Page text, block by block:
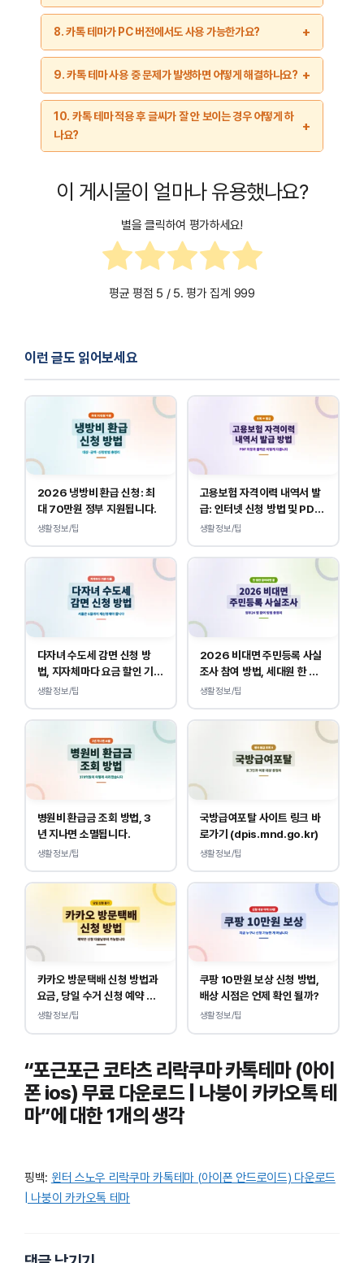
참고하세요.
경우, 나붕이님께 문의하시면 도움을 받을 수 있습니다.
게시글이나 나붕이님의 SNS를 통해 확인할 수 있습니다.
정기적으로 블로그를 방문하여 새로운 기능이 추가된 테마를
카카오톡 앱을 열고 ‘설정 > 카톡 테마 설정’으로 이동합니다.
‘기본 테마로 복구’를 선택합니다.
테마가 초기화되며, 기존의 리락쿠마 테마는 삭제됩니다.
블로그를 방문해 추가 도움을 받으세요.
현재 제공되는 테마는 기본 색상으로만 사용 가능합니다. 그러나
나붕이님께 특별히 요청하면 커스터마이즈된 색상 버전을 제작해
주실 수도 있습니다. 요청은 붕붕닷컴 블로그의 문의 게시판을 통해
가능하며, 추가 제작에는 시간이 소요될 수 있습니다.
8. 카톡 테마가 PC 버전에서도 사용 가능한가요?
이 테마는 모바일 버전에 최적화되어 있으며, 현재 PC 버전에서는
사용할 수 없습니다. 그러나 PC 사용자들의 요청이 많을 경우,
나붕이님이 PC 버전용 테마를 개발할 가능성도 있습니다. PC 버전
지원 여부에 대한 최신 소식은 붕붕닷컴 블로그에서 확인하세요.
9. 카톡 테마 사용 중 문제가 발생하면 어떻게 해결하나요?
테마 사용 중 문제가 발생할 경우,붕붕닷컴 블로그의 댓글
섹션이나 문의 게시판을 통해 나붕이님께 문의하세요. 문제를
지속적으로 개선하고 있습니다.
10. 카톡 테마 적용 후 글씨가 잘 안 보이는 경우 어떻게 하
나요?
기본 폰트로 변경하거나 테마 설정을 초기화해보세요. 문제가
지속된다면, 나붕이님께 수정된 버전 요청이 가능합니다. 요청
방법은 붕붕닷컴 블로그의 문의 게시판을 참고하세요.
이 게시물이 얼마나 유용했나요?
별을 클릭하여 평가하세요!
평균 평점 5 / 5. 평가 집계 999
이런 글도 읽어보세요
2026 냉방비 환급 신청: 최
대 70만원 정부 지원됩니다.
생활정보/팁
고용보험 자격이력 내역서 발
급: 인터넷 신청 방법 및 PDF
양식 출력
생활정보/팁
다자녀 수도세 감면 신청 방
법, 지자체마다 요금 할인 기준
이 다릅니다.
생활정보/팁
2026 비대면 주민등록 사실
조사 참여 방법, 세대원 한 명
만 하면 됩니다.
생활정보/팁
병원비 환급금 조회 방법, 3
년 지나면 소멸됩니다.
생활정보/팁
국방급여포탈 사이트 링크 바
로가기 (dpis.mnd.go.kr)
생활정보/팁
카카오 방문택배 신청 방법과
요금, 당일 수거 신청 예약 안
내
생활정보/팁
쿠팡 10만원 보상 신청 방법,
배상 시점은 언제 확인 될까?
생활정보/팁
“포근포근 코타츠 리락쿠마 카톡테마 (아이
폰 ios) 무료 다운로드 | 나붕이 카카오톡 테
마”에 대한 1개의 생각
핑백: 윈터 스노우 리락쿠마 카톡테마 (아이폰 안드로이드) 다운로드
| 나붕이 카카오톡 테마